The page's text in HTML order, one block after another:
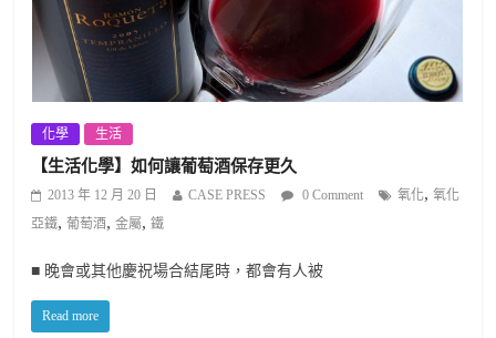
化學 生活
【生活化學】如何讓葡萄酒保存更久
2013 年 12 月 20 日 CASE PRESS 0 Comment 氧化,氧化
亞鐵,葡萄酒,金屬,鐵
■ 晚會或其他慶祝場合結尾時，都會有人被
Read more